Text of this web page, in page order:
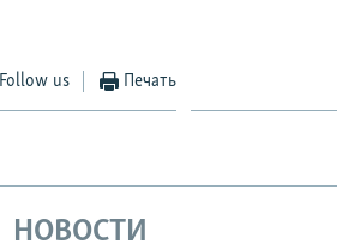
Follow us Печать
НОВОСТИ